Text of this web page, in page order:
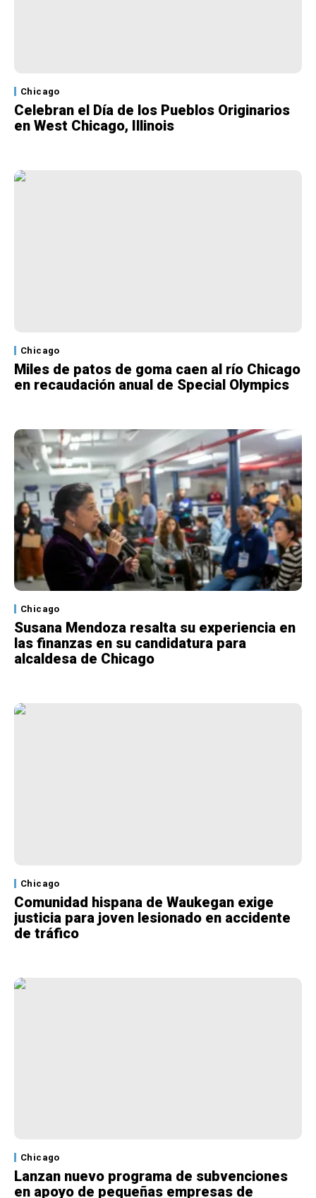
Chicago
Celebran el Día de los Pueblos Originarios
en West Chicago, Illinois
Chicago
Miles de patos de goma caen al río Chicago
en recaudación anual de Special Olympics
Chicago
Susana Mendoza resalta su experiencia en
las finanzas en su candidatura para
alcaldesa de Chicago
Chicago
Comunidad hispana de Waukegan exige
justicia para joven lesionado en accidente
de tráfico
Chicago
Lanzan nuevo programa de subvenciones
en apoyo de pequeñas empresas de